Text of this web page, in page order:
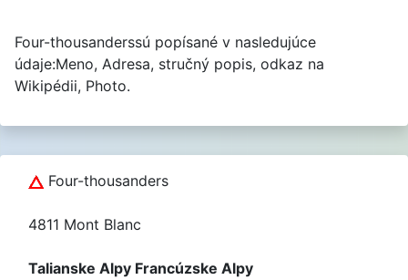
Four-thousanderssú popísané v nasledujúce
údaje:Meno, Adresa, stručný popis, odkaz na
Wikipédii, Photo.
Four-thousanders
4811 Mont Blanc
Talianske Alpy Francúzske Alpy